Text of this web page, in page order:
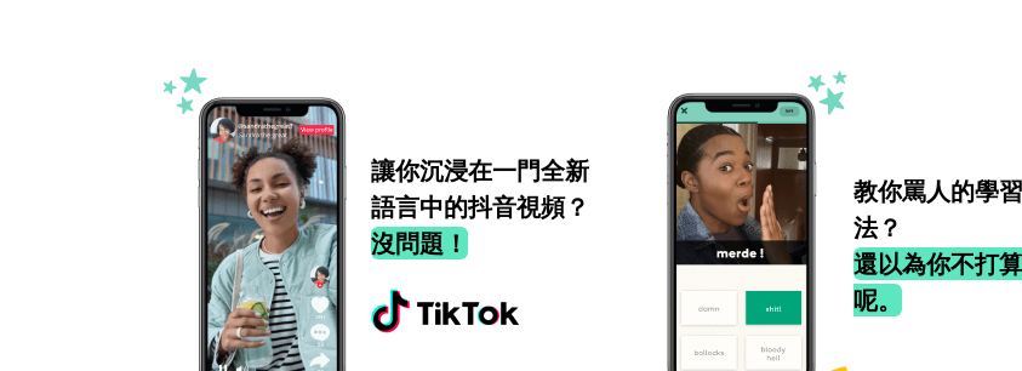
讓你沉浸在一門全新
語言中的抖音視頻？
沒問題！
教你罵人的學
法？
還以為你不打
呢。